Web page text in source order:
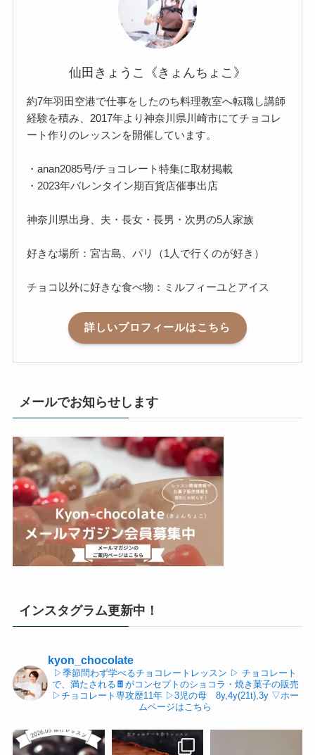
仙田きょうこ《きょんちょこ》
約7年羽田空港で仕事をしたのち料理教室へ転職し講師
経験を積み、2017年より神奈川県川崎市にてチョコレ
ート作りのレッスンを開催しています。
・anan2085号/チョコレート特集に取材掲載
・2023年バレンタイン期百貨店催事出店
神奈川県出身、夫・長女・長男・次男の5人家族
好きな場所：宮古島、パリ（1人で行くのが好き）
チョコ以外に好きな食べ物：ミルフィーユとアイス
詳しいプロフィールはこちら
メールでお知らせします
インスタグラム更新中！
kyon_chocolate
▷季節問わず学べるチョコレートレッスン ▷ チョコレート
で、満たされる🍫がコンセプトのショコラ・焼き菓子の販売
▷チョコレート専攻歴11年▷3児の母 8y,4y(21t),3y▽ホー
ムページはこちら